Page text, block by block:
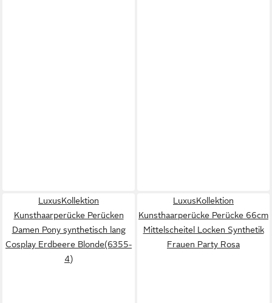
LuxusKollektion
Kunsthaarperücke Perücken
Damen Pony synthetisch lang
Cosplay Erdbeere Blonde(6355-
4)
LuxusKollektion
Kunsthaarperücke Perücke 66cm
Mittelscheitel Locken Synthetik
Frauen Party Rosa